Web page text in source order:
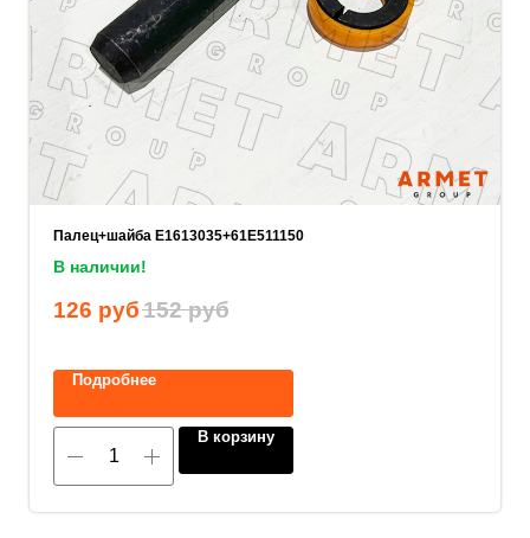
Палец+шайба E1613035+61E511150
В наличии!
126 руб152 руб
Подробнее
В корзину
Нажимая на кнопку, вы соглашаетесь с
политикой конфиденциальности
Прикрепите документацию (при наличии)
Add files
ОСТАВИТЬ ЗАЯВКУ
8 (800) 600-29-33
Эксклюзивный представитель